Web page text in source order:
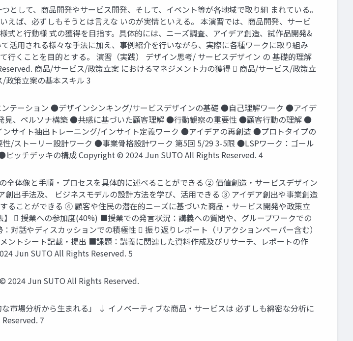
して、商品開発やサービス開発、そして、イベント等が各地域で取り組 まれている。
えば、必ずしもそうとは言えな いのが実情といえる。 本演習では、商品開発、サービ
と行動様 式の獲得を目指す。具体的には、ニーズ調査、アイデア創造、試作品開発&
活用される様々な手法に加え、事例紹介を行いながら、実際に各種ワークに取り組み
くことを目的とする。 演習（実践） デザイン思考/ サービスデザイン の 基礎的理解
商品/サービス/政策立案 におけるマネジメント力の獲得  商品/サービス/政策立
政策立案の基本スキル 3
テーション ●デザインシンキング/サービスデザインの基礎 ●自己理解ワーク ●アイデ
見、ペルソナ構築 ●共感に基づいた顧客理解 ●行動観察の重要性 ●顧客行動の理解 ●
サイト抽出トレーニング/インサイト定義ワーク ●アイデアの再創造 ●プロトタイプの
/ストーリー設計ワーク ●事業骨格設計ワーク 第5回 5/29 3-5限 ●LSPワーク：ゴール
ッチデッキの構成 Copyright © 2024 Jun SUTO All Rights Reserved. 4
体像と手順・プロセスを具体的に述べることができる ② 価値創造・サービスデザイン
出手法及、 ビジネスモデルの設計方法を学び、活用できる ③ アイデア創出や事業創造
ることができる ④ 顧客や住民の潜在的ニーズに基づいた商品・サービス開発や政策立
 授業への参加度(40%) ■授業での発言状況：講義への質問や、グループワークでの
話やディスカッションでの積極性  振り返りレポート（リアクションペーパー含む）
トシート記載・提出 ■課題：講義に関連した資料作成及びリサーチ、レポートの作
Jun SUTO All Rights Reserved. 5
2024 Jun SUTO All Rights Reserved.
市場分析から生まれる」 ↓ イノベーティブな商品・サービスは 必ずしも綿密な分析に
7